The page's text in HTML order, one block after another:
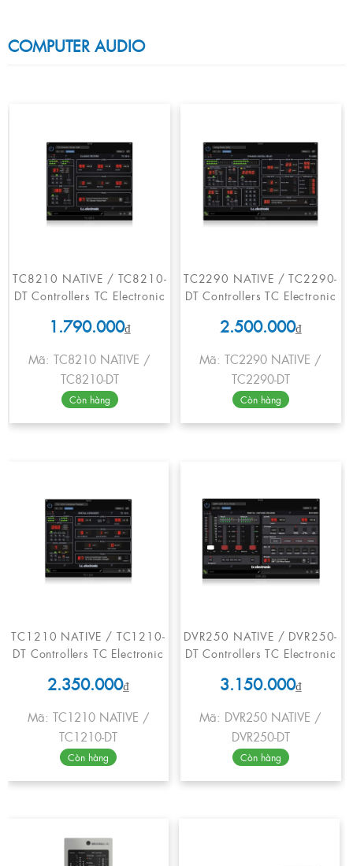
COMPUTER AUDIO
TC8210 NATIVE / TC8210-
DT Controllers TC Electronic
1.790.000₫
Mã: TC8210 NATIVE /
TC8210-DT
Còn hàng
TC2290 NATIVE / TC2290-
DT Controllers TC Electronic
2.500.000₫
Mã: TC2290 NATIVE /
TC2290-DT
Còn hàng
TC1210 NATIVE / TC1210-
DT Controllers TC Electronic
2.350.000₫
Mã: TC1210 NATIVE /
TC1210-DT
Còn hàng
DVR250 NATIVE / DVR250-
DT Controllers TC Electronic
3.150.000₫
Mã: DVR250 NATIVE /
DVR250-DT
Còn hàng